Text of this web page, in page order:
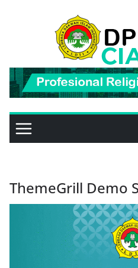
ThemeGrill Demo